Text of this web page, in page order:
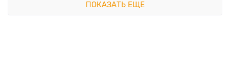
ПОКАЗАТЬ ЕЩЕ